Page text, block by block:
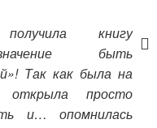
книгу
быть
Так как была на
открыла просто
и… опомнилась